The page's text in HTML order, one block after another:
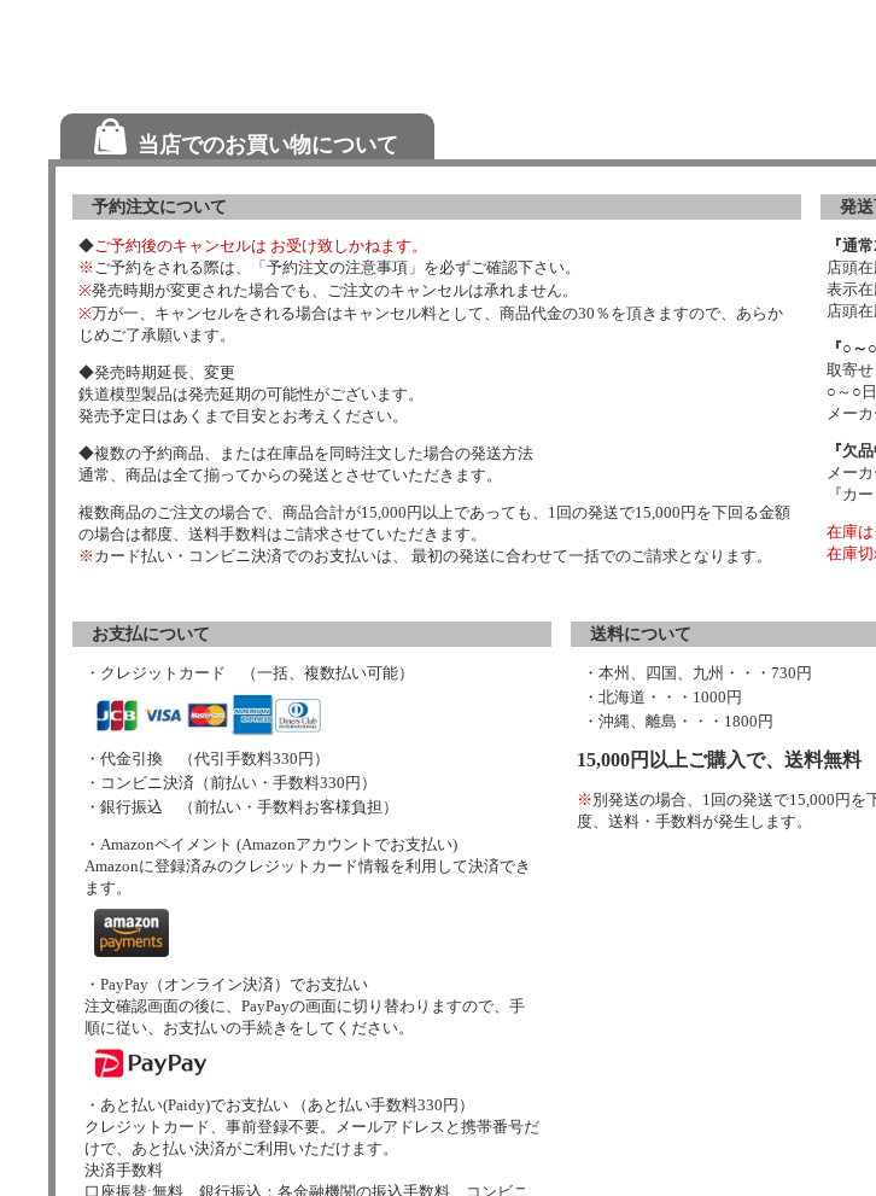
当店でのお買い物について
予約注文について
◆ご予約後のキャンセルは お受け致しかねます。
※ ご予約をされる際は、「予約注文の注意事項」を必ずご確認下さい。
※発売時期が変更された場合でも、ご注文のキャンセルは承れません。
※万が一、キャンセルをされる場合はキャンセル料として、商品代金の30％を頂きますので、あらか
じめご了承願います。
◆発売時期延長、変更
鉄道模型製品は発売延期の可能性がございます。
発売予定日はあくまで目安とお考えください。
◆複数の予約商品、または在庫品を同時注文した場合の発送方法
通常、商品は全て揃ってからの発送とさせていただきます。
複数商品のご注文の場合で、商品合計が15,000円以上であっても、1回の発送で15,000円を下回る金額
の場合は都度、送料手数料はご請求させていただきます。
※ カード払い・コンビニ決済でのお支払いは、 最初の発送に合わせて一括でのご請求となります。
発
『通
店頭在
表示在
店頭
『○～
取寄せ
○～○
メー
『欠品
メー
『カ
在庫
在庫
お支払について
・クレジットカード （一括、複数払い可能）
・代金引換 （代引手数料330円）
・コンビニ決済（前払い・手数料330円）
・銀行振込 （前払い・手数料お客様負担）
・Amazonペイメント (Amazonアカウントでお支払い)
Amazonに登録済みのクレジットカード情報を利用して決済でき
ます。
・PayPay（オンライン決済）でお支払い
注文確認画面の後に、PayPayの画面に切り替わりますので、手
順に従い、お支払いの手続きをしてください。
・あと払い(Paidy)でお支払い （あと払い手数料330円）
クレジットカード、事前登録不要。メールアドレスと携帯番号だ
けで、あと払い決済がご利用いただけます。
決済手数料
口座振替:無料、銀行振込：各金融機関の振込手数料、コンビニ
送料について
・本州、四国、九州・・・730円
・北海道・・・1000円
・沖縄、離島・・・1800円
15,000円以上ご購入で、送料無料
※ 別発送の場合、1回の発送で15,000円を
度、送料・手数料が発生します。